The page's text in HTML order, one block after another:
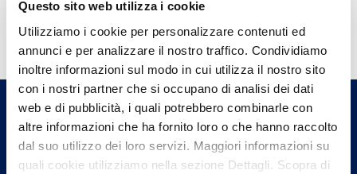
Questo sito web utilizza i cookie
Utilizziamo i cookie per personalizzare contenuti ed
annunci e per analizzare il nostro traffico. Condividiamo
inoltre informazioni sul modo in cui utilizza il nostro sito
con i nostri partner che si occupano di analisi dei dati
web e di pubblicità, i quali potrebbero combinarle con
altre informazioni che ha fornito loro o che hanno raccolto
dal suo utilizzo dei loro servizi. Maggiori informazioni su
quali cookie utilizziamo nella sezione Dettagli. Scopra di
Hai bisogno di
informazioni?
Trova l'Agenzia più vicina a te e parla con
un nostro Agente.
Contattaci